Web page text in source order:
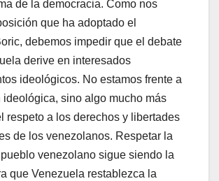
de la democracia. Como nos
que ha adoptado el
debemos impedir que el debate
derive en interesados
ideológicos. No estamos frente a
ideológica, sino algo mucho más
respeto a los derechos y libertades
de los venezolanos. Respetar la
venezolano sigue siendo la
que Venezuela restablezca la